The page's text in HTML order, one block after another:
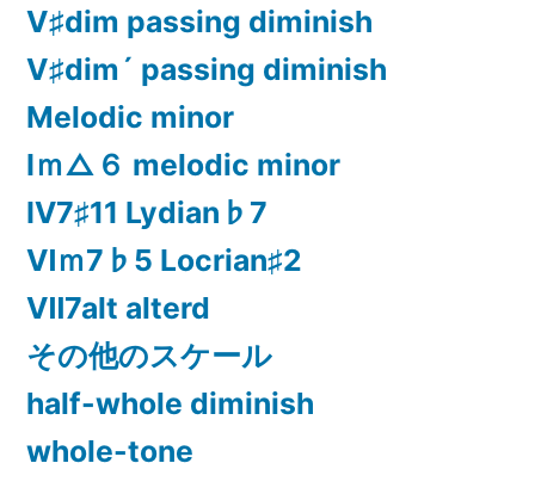
Ⅴ♯dim passing diminish
Ⅴ♯dim´ passing diminish
Melodic minor
Ⅰｍ△６ melodic minor
Ⅳ7♯11 Lydian♭7
Ⅵｍ7♭5 Locrian♯2
Ⅶ7alt alterd
その他のスケール
half-whole diminish
whole-tone